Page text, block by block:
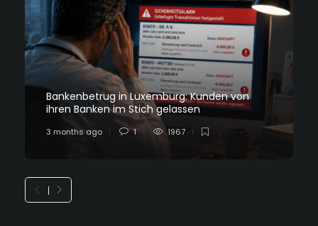
Bankenbetrug in Luxemburg: Kunden von
ihren Banken im Stich gelassen
3 months ago 1 1967